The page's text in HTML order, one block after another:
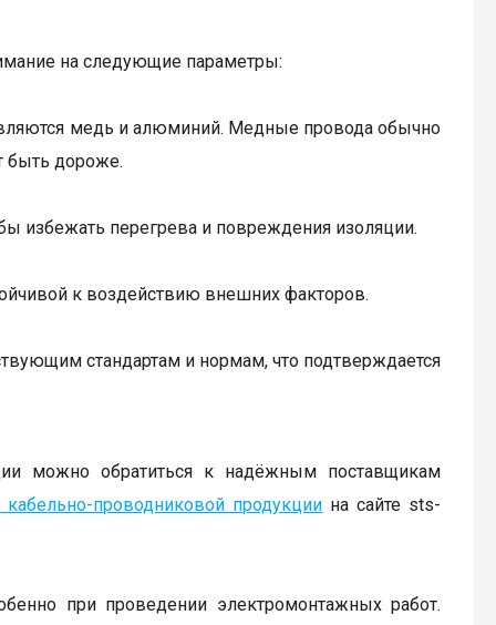
на следующие параметры:
медь и алюминий. Медные провода обычно
быть дороже.
избежать перегрева и повреждения изоляции.
к воздействию внешних факторов.
стандартам и нормам, что подтверждается
можно обратиться к надёжным поставщикам
кабельно-проводниковой продукции на сайте sts-
при проведении электромонтажных работ.